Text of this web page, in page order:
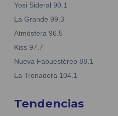
Yosi Sideral 90.1
La Grande 99.3
Atmósfera 96.5
Kiss 97.7
Nueva Fabuestéreo 88.1
La Tronadora 104.1
Tendencias